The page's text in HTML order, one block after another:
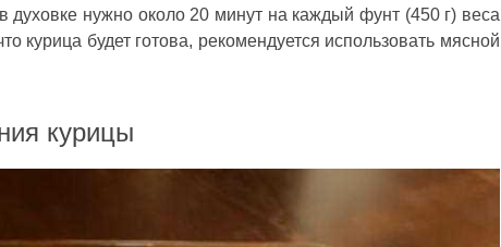
духовке нужно около 20 минут на каждый фунт (450 г) веса
курица будет готова, рекомендуется использовать мясной
курицы